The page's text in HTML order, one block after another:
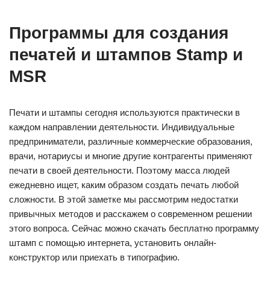
Программы для создания
печатей и штампов Stamp и
MSR
Печати и штампы сегодня используются практически в
каждом направлении деятельности. Индивидуальные
предприниматели, различные коммерческие образования,
врачи, нотариусы и многие другие контрагенты применяют
печати в своей деятельности. Поэтому масса людей
ежедневно ищет, каким образом создать печать любой
сложности. В этой заметке мы рассмотрим недостатки
привычных методов и расскажем о современном решении
этого вопроса. Сейчас можно скачать бесплатно программу
штамп с помощью интернета, установить онлайн-
конструктор или приехать в типографию.